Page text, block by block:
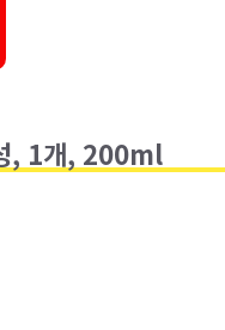
, 1개, 200ml